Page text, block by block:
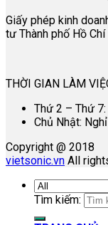
Giấy phép kinh
tư Thành phố Hồ
THỜI GIAN LÀM
Thứ 2 – Thứ
Chủ Nhật: Nghỉ
Copyright @ 2018
vietsonic.vn All
Tìm kiếm: